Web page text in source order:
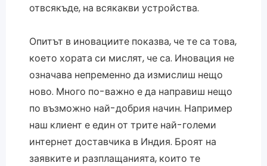
отвсякъде, на всякакви устройства.
Опитът в иновациите показва, че те са това,
което хората си мислят, че са. Иновация не
означава непременно да измислиш нещо
ново. Много по-важно е да направиш нещо
по възможно най-добрия начин. Например
наш клиент е един от трите най-големи
интернет доставчика в Индия. Броят на
заявките и разплащанията, които те